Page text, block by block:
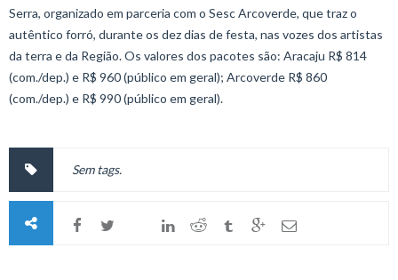
Serra, organizado em parceria com o Sesc Arcoverde, que traz o
autêntico forró, durante os dez dias de festa, nas vozes dos artistas
da terra e da Região. Os valores dos pacotes são: Aracaju R$ 814
(com./dep.) e R$ 960 (público em geral); Arcoverde R$ 860
(com./dep.) e R$ 990 (público em geral).
Sem tags.